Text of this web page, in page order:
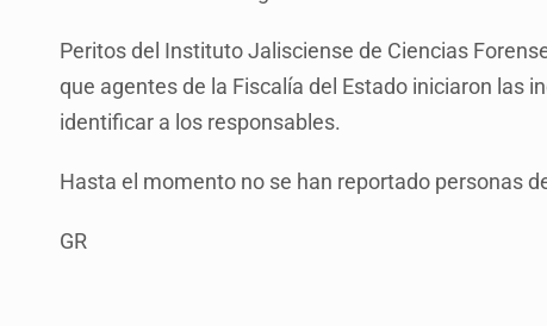
Peritos del Instituto Jalisciense de Ciencias
que agentes de la Fiscalía del Estado iniciaron las
identificar a los responsables.
Hasta el momento no se han reportado personas
GR